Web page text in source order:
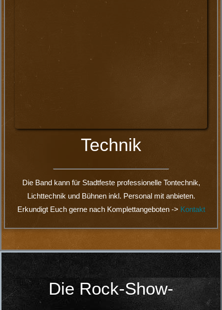
Inhalt entsperren
Seit 15 Jahren ist die Partyband in Hameln zu Gast. Immer
ausverkauft und immer Ende Januar. Mega Party mit Mega
Publikum !!
Hier geht es zu weiteren Videos